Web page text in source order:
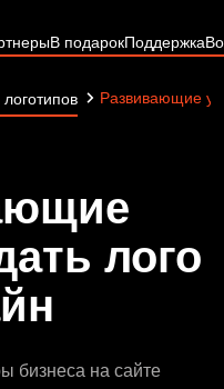
В подарокПоддержка
Развивающие
лого
бизнеса на сайте